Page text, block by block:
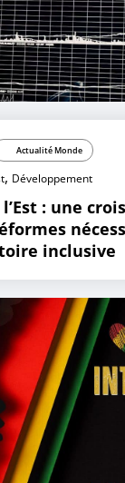
Actualité Monde
, Développement
: une
inclusive